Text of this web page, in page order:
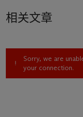
相关文章
Sorry, we are
your connection.